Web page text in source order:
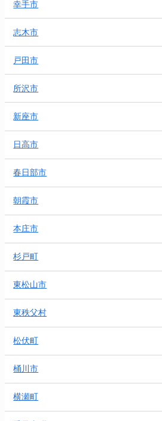
幸手市
志木市
戸田市
所沢市
新座市
日高市
春日部市
朝霞市
本庄市
杉戸町
東松山市
東秩父村
松伏町
桶川市
横瀬町